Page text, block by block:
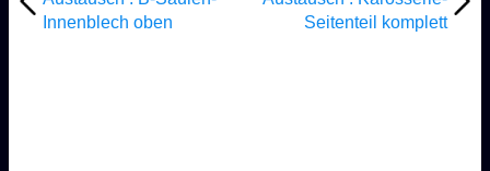
Innenblech oben
Seitenteil komplett